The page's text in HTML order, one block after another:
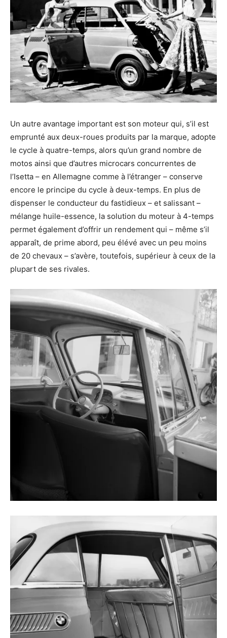
Un autre avantage important est son moteur qui, s’il est
emprunté aux deux-roues produits par la marque, adopte
le cycle à quatre-temps, alors qu’un grand nombre de
motos ainsi que d’autres microcars concurrentes de
l’Isetta – en Allemagne comme à l’étranger – conserve
encore le principe du cycle à deux-temps. En plus de
dispenser le conducteur du fastidieux – et salissant –
mélange huile-essence, la solution du moteur à 4-temps
permet également d’offrir un rendement qui – même s’il
apparaît, de prime abord, peu élévé avec un peu moins
de 20 chevaux – s’avère, toutefois, supérieur à ceux de la
plupart de ses rivales.